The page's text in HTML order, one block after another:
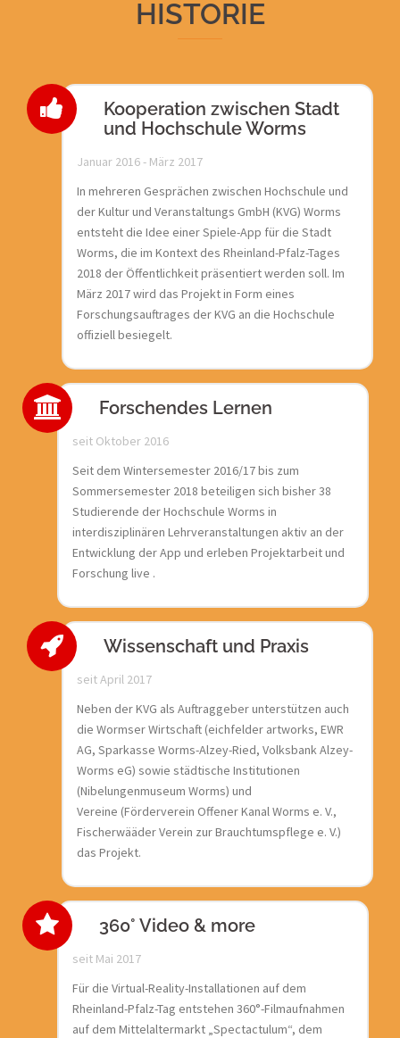
HISTORIE
Kooperation zwischen Stadt
und Hochschule Worms
Januar 2016 - März 2017
In mehreren Gesprächen zwischen Hochschule und
der Kultur und Veranstaltungs GmbH (KVG) Worms
entsteht die Idee einer Spiele-App für die Stadt
Worms, die im Kontext des Rheinland-Pfalz-Tages
2018 der Öffentlichkeit präsentiert werden soll. Im
März 2017 wird das Projekt in Form eines
Forschungsauftrages der KVG an die Hochschule
offiziell besiegelt.
Forschendes Lernen
seit Oktober 2016
Seit dem Wintersemester 2016/17 bis zum
Sommersemester 2018 beteiligen sich bisher 38
Studierende der Hochschule Worms in
interdisziplinären Lehrveranstaltungen aktiv an der
Entwicklung der App und erleben Projektarbeit und
Forschung live .
Wissenschaft und Praxis
seit April 2017
Neben der KVG als Auftraggeber unterstützen auch
die Wormser Wirtschaft (eichfelder artworks, EWR
AG, Sparkasse Worms-Alzey-Ried, Volksbank Alzey-
Worms eG) sowie städtische Institutionen
(Nibelungenmuseum Worms) und
Vereine (Förderverein Offener Kanal Worms e. V.,
Fischerwääder Verein zur Brauchtumspflege e. V.)
das Projekt.
360° Video & more
seit Mai 2017
Für die Virtual-Reality-Installationen auf dem
Rheinland-Pfalz-Tag entstehen 360°-Filmaufnahmen
auf dem Mittelaltermarkt „Spectactulum“, dem